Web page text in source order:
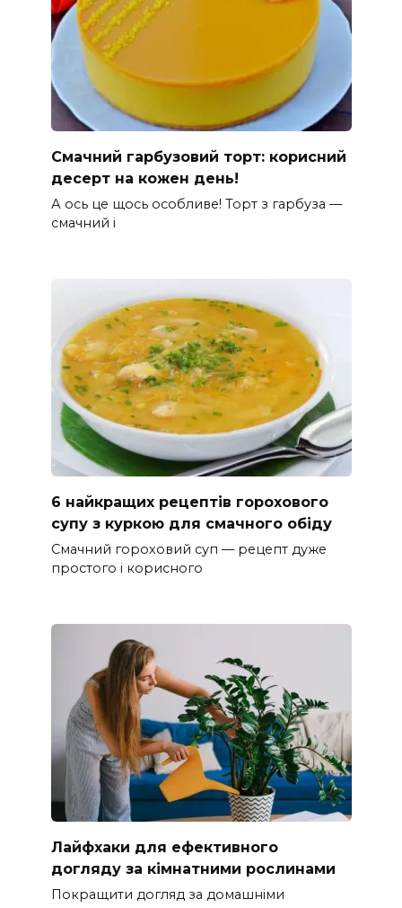
Смачний гарбузовий торт: корисний
десерт на кожен день!
А ось це щось особливе! Торт з гарбуза —
смачний і
6 найкращих рецептів горохового
супу з куркою для смачного обіду
Смачний гороховий суп — рецепт дуже
простого і корисного
Лайфхаки для ефективного
догляду за кімнатними рослинами
Покращити догляд за домашніми